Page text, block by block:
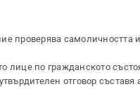
проверява самоличността
по гражданското
отговор